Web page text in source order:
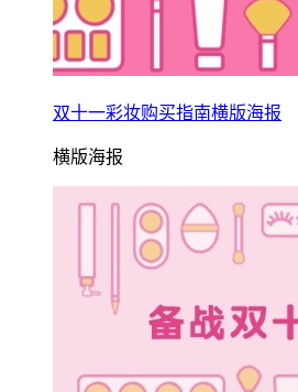
双十一彩妆购买指南横版海报
横版海报